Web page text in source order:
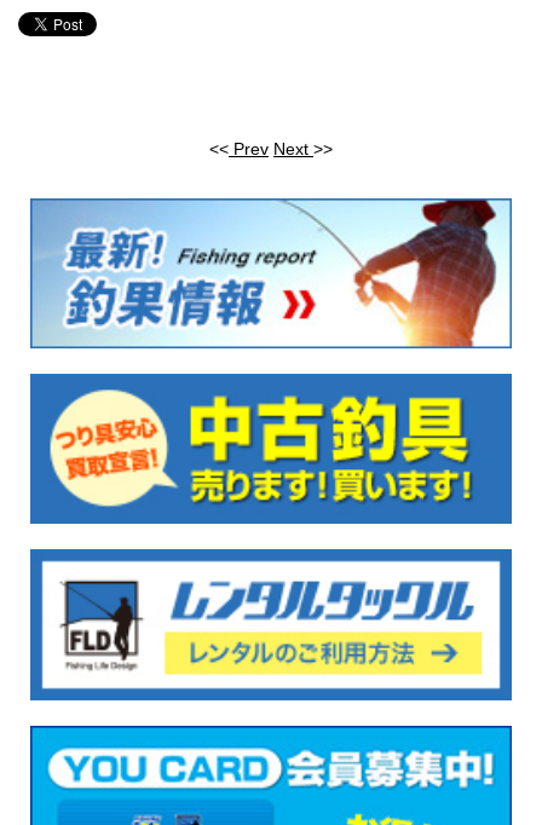
<< Prev Next >>